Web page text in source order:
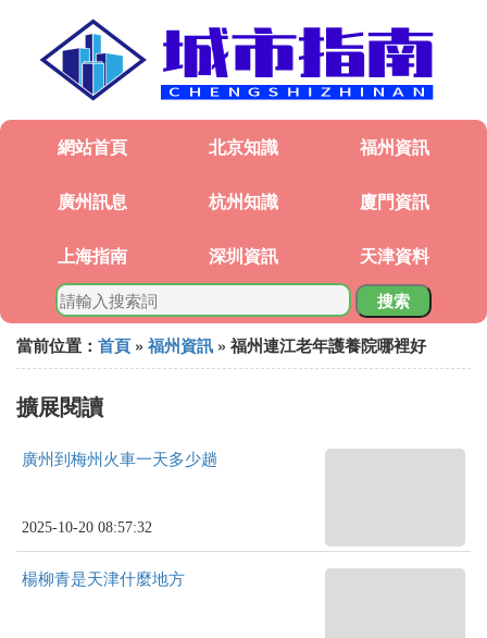
網站首頁 北京知識 福州資訊
廣州訊息 杭州知識 廈門資訊
上海指南 深圳資訊 天津資料
搜索
當前位置： 首頁 » 福州資訊 » 福州連江老年護養院哪裡好
擴展閱讀
廣州到梅州火車一天多少趟
2025-10-20 08:57:32
楊柳青是天津什麼地方